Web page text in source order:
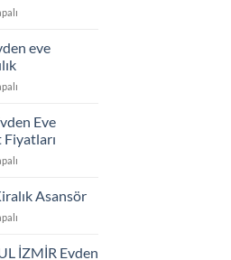
eve
Eve
Asansör
İZMİR Evden